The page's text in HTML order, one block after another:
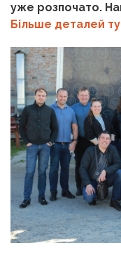
уже розпочато.
Більше деталей